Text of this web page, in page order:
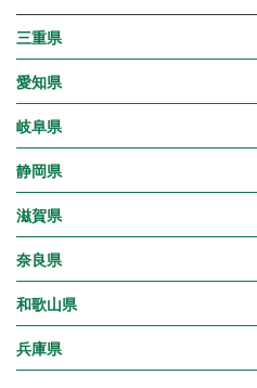
三重県
愛知県
岐阜県
静岡県
滋賀県
奈良県
和歌山県
兵庫県